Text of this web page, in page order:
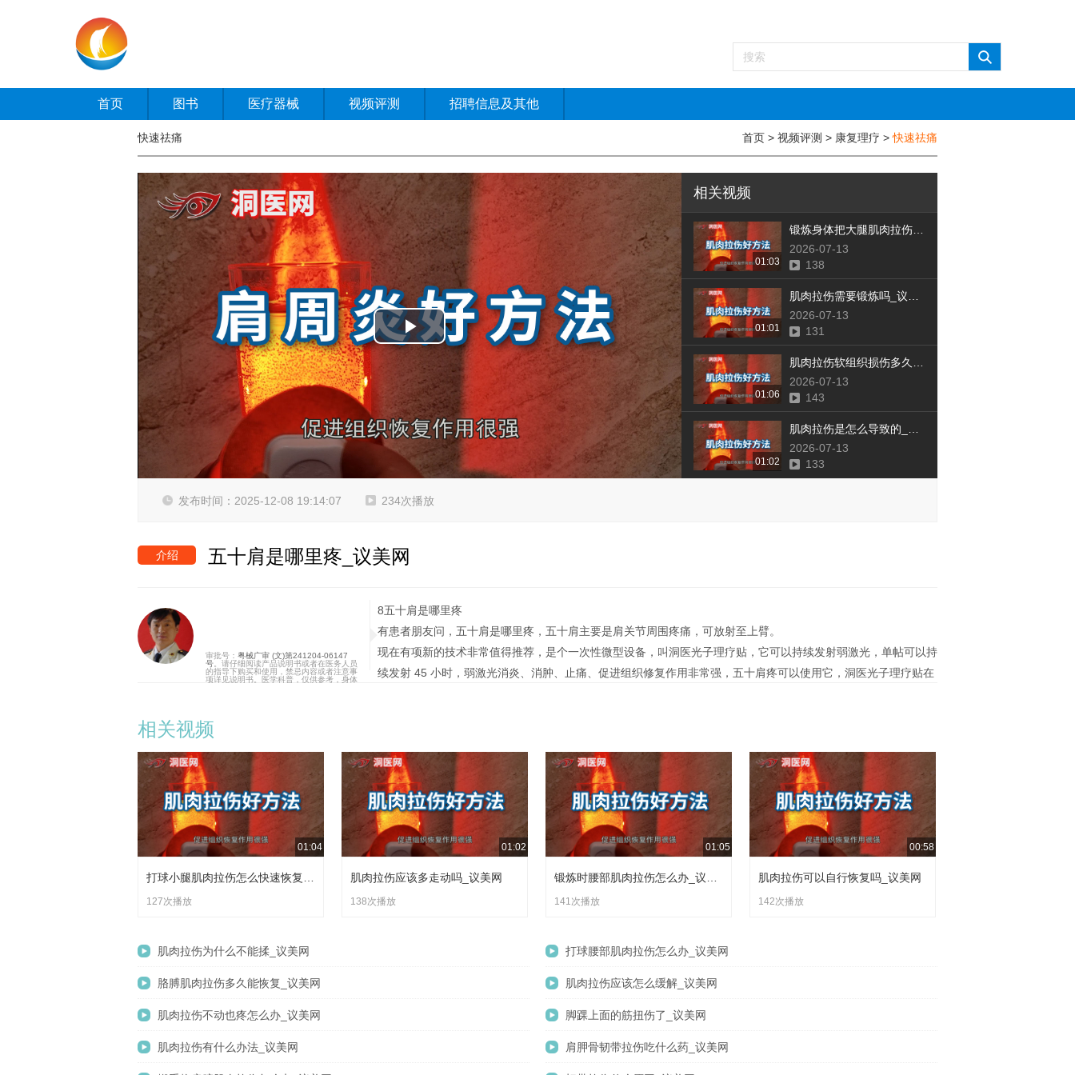
首页 图书 医疗器械 视频评测 招聘信息及其他
快速祛痛 首页 > 视频评测 > 康复理疗 >快速祛痛
Play
Video
相关视频
01:03
2026-07-13
138
01:01
2026-07-13
131
01:06
2026-07-13
143
01:02
2026-07-13
133
发布时间：2025-12-08 19:14:07 234次播放
介绍 五十肩是哪里疼_议美网
审批号： 粤械广审 (文)第241204-06147
号 。请仔细阅读产品说明书或者在医务人员
的指导下购买和使用，禁忌内容或者注意事
项详见说明书。医学科普，仅供参考，身体
8五十肩是哪里疼
有患者朋友问， 五十肩是哪里疼 ， 五十肩主要是肩关节周围疼痛，可放射至上臂。
现在有项新的技术非常值得推荐，是个一次性微型设备，叫洞医光子理疗贴，它可以持续发射弱激光，单帖可以持
续发射 45 小时，弱激光消炎、消肿、止痛、促进组织修复作用非常强，五十肩疼可以使用它，洞医光子理疗贴在
围扩大、程度加重。
2. 长期忽视药物影响且缺乏干预，可能导致疼痛持续反复，进一步限制肩部活动。
建议服药期间留意肩部感受，出现不适及时咨询医生调整用药。
相关视频
01:04
127次播放
01:02
肌肉拉伤应该多走动吗_议美网
138次播放
01:05
141次播放
00:58
肌肉拉伤可以自行恢复吗_议美网
142次播放
肌肉拉伤为什么不能揉_议美网
胳膊肌肉拉伤多久能恢复_议美网
肌肉拉伤不动也疼怎么办_议美网
肌肉拉伤有什么办法_议美网
打球腰部肌肉拉伤怎么办_议美网
肌肉拉伤应该怎么缓解_议美网
脚踝上面的筋扭伤了_议美网
肩胛骨韧带拉伤吃什么药_议美网